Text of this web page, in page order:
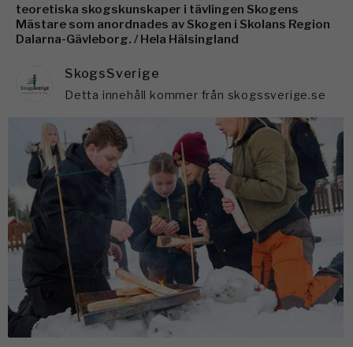
teoretiska skogskunskaper i tävlingen Skogens
Mästare som anordnades av Skogen i Skolans Region
Dalarna-Gävleborg. / Hela Hälsingland
SkogsSverige
Detta innehåll kommer från skogssverige.se